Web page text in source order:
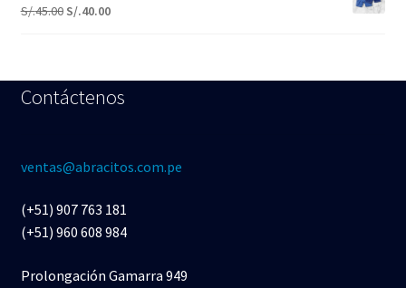
S/.45.00 S/.40.00
Contáctenos
ventas@abracitos.com.pe
(+51) 907 763 181
(+51) 960 608 984
Prolongación Gamarra 949